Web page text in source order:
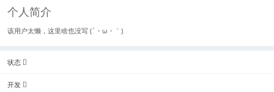
个人简介
该用户太懒，这里啥也没写 (´・ω・｀)
状态
开发